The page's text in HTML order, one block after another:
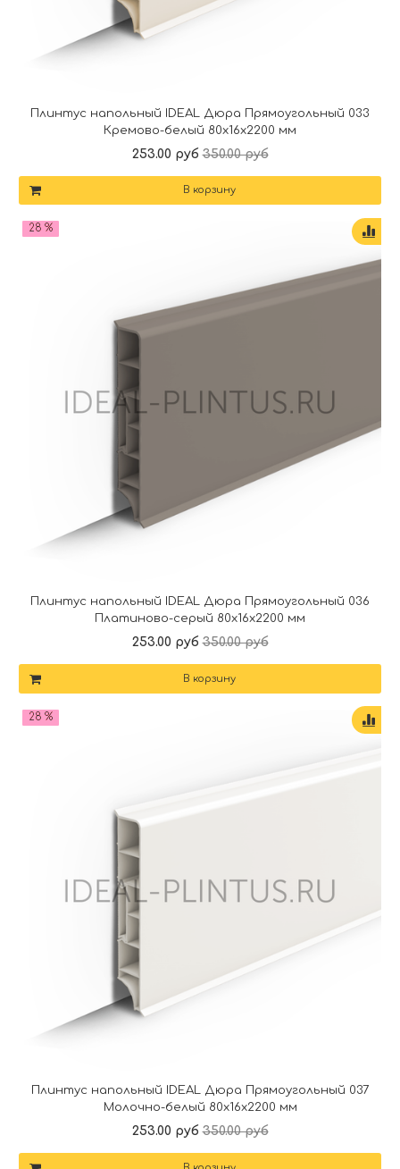
Плинтус напольный IDEAL Дюра Прямоугольный 033
Кремово-белый 80x16x2200 мм
253.00 руб 350.00 руб
В корзину
28 %
Плинтус напольный IDEAL Дюра Прямоугольный 036
Платиново-серый 80x16x2200 мм
253.00 руб 350.00 руб
В корзину
28 %
Плинтус напольный IDEAL Дюра Прямоугольный 037
Молочно-белый 80x16x2200 мм
253.00 руб 350.00 руб